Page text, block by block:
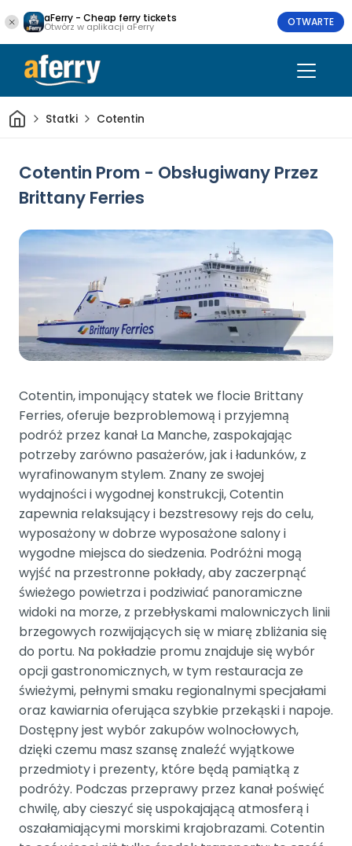
aFerry - Cheap ferry tickets
Otwórz w aplikacji aFerry OTWARTE
DomStatki Cotentin
Cotentin Prom - Obsługiwany Przez
Brittany Ferries
Cotentin, imponujący statek we flocie Brittany
Ferries, oferuje bezproblemową i przyjemną
podróż przez kanał La Manche, zaspokajając
potrzeby zarówno pasażerów, jak i ładunków, z
wyrafinowanym stylem. Znany ze swojej
wydajności i wygodnej konstrukcji, Cotentin
zapewnia relaksujący i bezstresowy rejs do celu,
wyposażony w dobrze wyposażone salony i
wygodne miejsca do siedzenia. Podróżni mogą
wyjść na przestronne pokłady, aby zaczerpnąć
świeżego powietrza i podziwiać panoramiczne
widoki na morze, z przebłyskami malowniczych linii
brzegowych rozwijających się w miarę zbliżania się
do portu. Na pokładzie promu znajduje się wybór
opcji gastronomicznych, w tym restauracja ze
świeżymi, pełnymi smaku regionalnymi specjałami
oraz kawiarnia oferująca szybkie przekąski i napoje.
Dostępny jest wybór zakupów wolnocłowych,
dzięki czemu masz szansę znaleźć wyjątkowe
przedmioty i prezenty, które będą pamiątką z
podróży. Podczas przeprawy przez kanał poświęć
chwilę, aby cieszyć się uspokajającą atmosferą i
oszałamiającymi morskimi krajobrazami. Cotentin